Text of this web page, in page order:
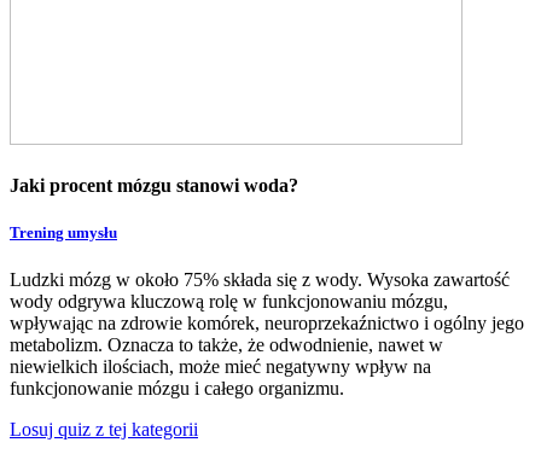
Jaki procent mózgu stanowi woda?
Trening umysłu
Ludzki mózg w około 75% składa się z wody. Wysoka zawartość
wody odgrywa kluczową rolę w funkcjonowaniu mózgu,
wpływając na zdrowie komórek, neuroprzekaźnictwo i ogólny jego
metabolizm. Oznacza to także, że odwodnienie, nawet w
niewielkich ilościach, może mieć negatywny wpływ na
funkcjonowanie mózgu i całego organizmu.
Losuj quiz z tej kategorii